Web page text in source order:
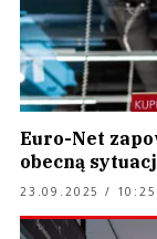
Euro-Net
obecną
23.09.2025 / 10:25